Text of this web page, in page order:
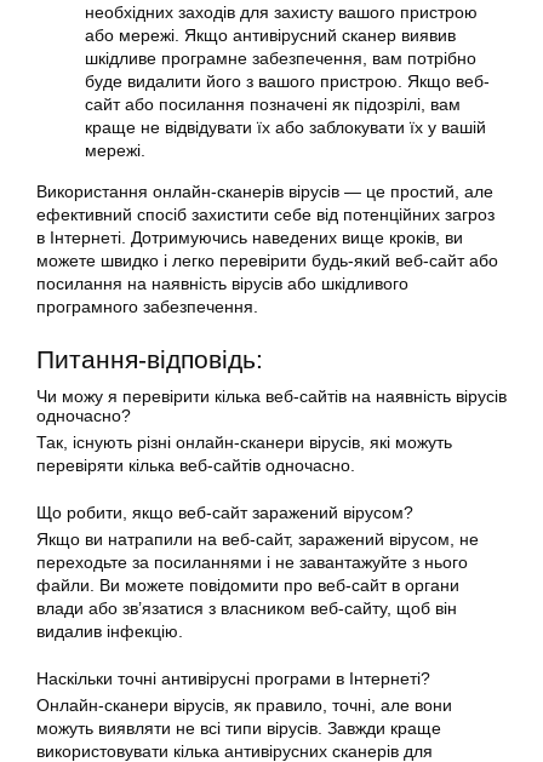
необхідних заходів для захисту вашого пристрою
або мережі. Якщо антивірусний сканер виявив
шкідливе програмне забезпечення, вам потрібно
буде видалити його з вашого пристрою. Якщо веб-
сайт або посилання позначені як підозрілі, вам
краще не відвідувати їх або заблокувати їх у вашій
мережі.
Використання онлайн-сканерів вірусів — це простий, але
ефективний спосіб захистити себе від потенційних загроз
в Інтернеті. Дотримуючись наведених вище кроків, ви
можете швидко і легко перевірити будь-який веб-сайт або
посилання на наявність вірусів або шкідливого
програмного забезпечення.
Питання-відповідь:
Чи можу я перевірити кілька веб-сайтів на наявність вірусів
одночасно?
Так, існують різні онлайн-сканери вірусів, які можуть
перевіряти кілька веб-сайтів одночасно.
Що робити, якщо веб-сайт заражений вірусом?
Якщо ви натрапили на веб-сайт, заражений вірусом, не
переходьте за посиланнями і не завантажуйте з нього
файли. Ви можете повідомити про веб-сайт в органи
влади або зв’язатися з власником веб-сайту, щоб він
видалив інфекцію.
Наскільки точні антивірусні програми в Інтернеті?
Онлайн-сканери вірусів, як правило, точні, але вони
можуть виявляти не всі типи вірусів. Завжди краще
використовувати кілька антивірусних сканерів для